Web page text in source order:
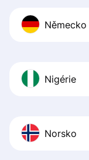
Německo
Nigérie
Norsko